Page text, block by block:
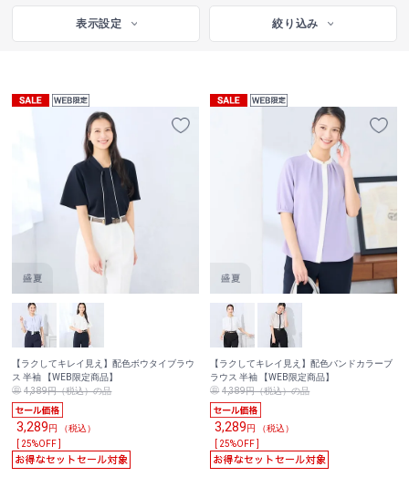
表示設定 絞り込み
【ラクしてキレイ見え】配色ボウタイブラウ
ス 半袖 【WEB限定商品】
4,389円（税込）の品
3,289円 （税込）
[ 25%OFF ]
【ラクしてキレイ見え】配色バンドカラーブ
ラウス 半袖 【WEB限定商品】
4,389円（税込）の品
3,289円 （税込）
[ 25%OFF ]